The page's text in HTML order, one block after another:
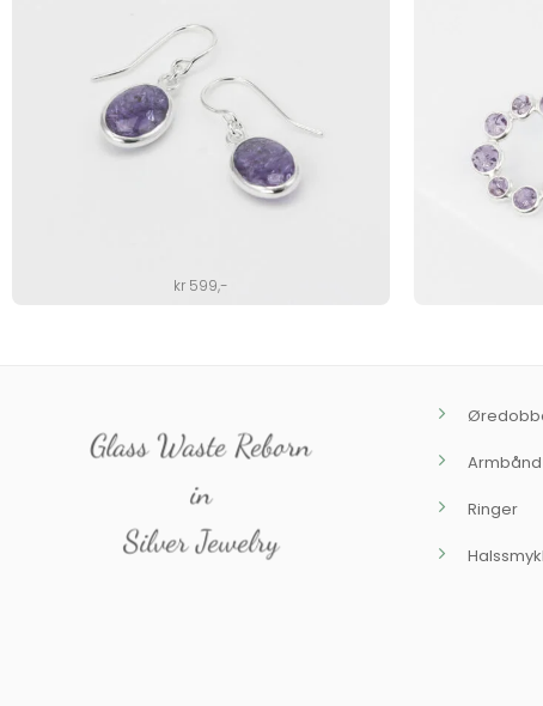
kr 599,-
Glass Waste Reborn
in
Silver Jewelry
Armbånd
Ringer